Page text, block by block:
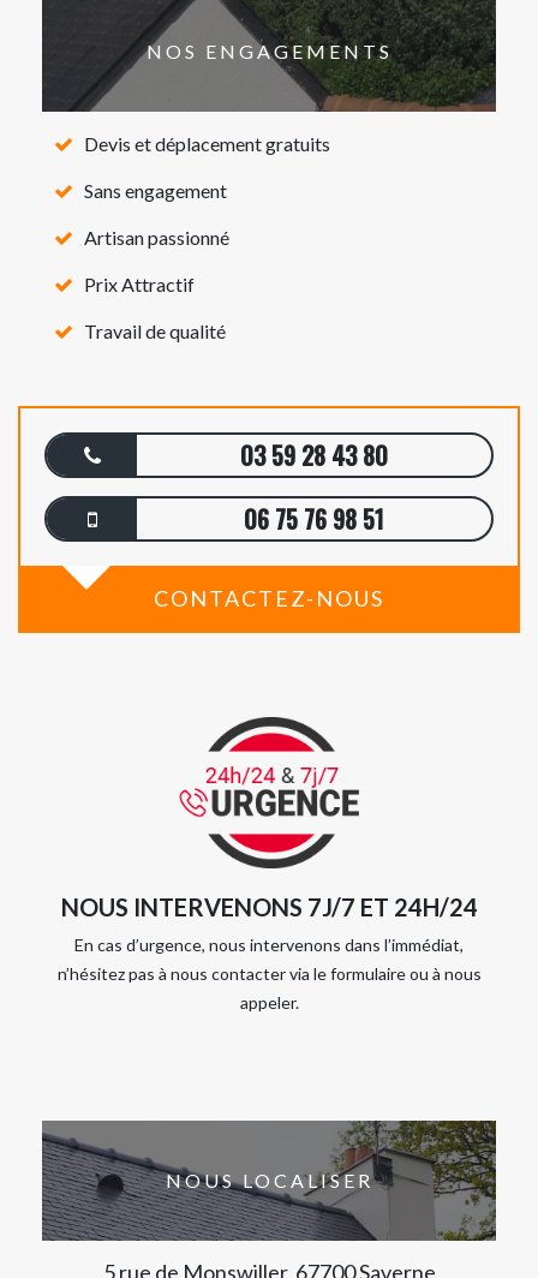
NOS ENGAGEMENTS
Devis et déplacement gratuits
Sans engagement
Artisan passionné
Prix Attractif
Travail de qualité
03 59 28 43 80
06 75 76 98 51
CONTACTEZ-NOUS
NOUS INTERVENONS 7J/7 ET 24H/24
En cas d’urgence, nous intervenons dans l’immédiat,
n’hésitez pas à nous contacter via le formulaire ou à nous
appeler.
NOUS LOCALISER
5 rue de Monswiller, 67700 Saverne